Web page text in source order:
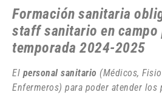
Formación sanitaria
staff sanitario en campo
temporada 2024-2025
El personal sanitario (Médicos,
Enfermeros) para poder atender